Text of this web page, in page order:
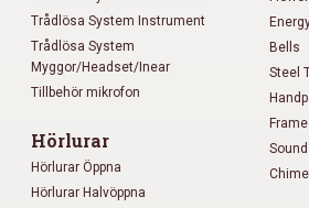
Trådlösa System Instrument
Trådlösa System
Myggor/Headset/Inear
Tillbehör mikrofon
Hörlurar
Hörlurar Öppna
Hörlurar Halvöppna
Bells
Steel